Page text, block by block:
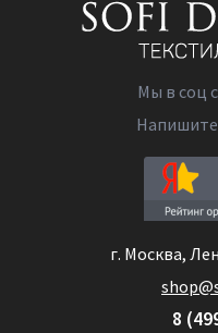
Мы в соц
г. Москва,
8